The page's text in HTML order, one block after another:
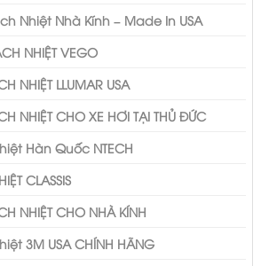
Nhiệt Nhà Kính – Made In USA
NHIỆT VEGO
NHIỆT LLUMAR USA
NHIỆT CHO XE HƠI TẠI THỦ ĐỨC
Hàn Quốc NTECH
CLASSIS
NHIỆT CHO NHÀ KÍNH
3M USA CHÍNH HÃNG